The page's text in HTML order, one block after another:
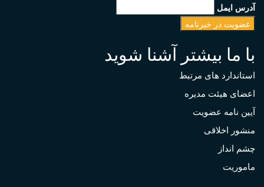
آدرس ایمل
با ما بیشتر آشنا شوید
استاندارد های مرتبط
اعضای هیئت مدیره
آیین نامه عضویت
منشور اخلاقی
چشم انداز
ماموریت